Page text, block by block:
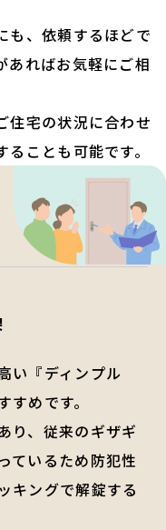
も、依頼するほどで
あればお気軽にご相
住宅の状況に合わせ
ことも可能です。
い『ディンプル
めです。
り、従来のギザギ
ているため防犯性
キングで解錠する